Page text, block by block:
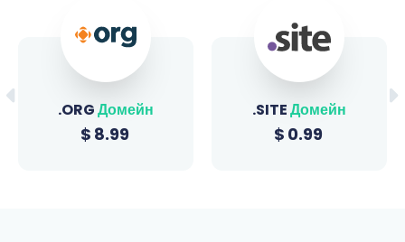
.ORGДомейн
$ 8.99
.SITEДомейн
$ 0.99